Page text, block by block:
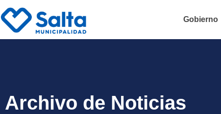
Gobierno
Archivo de Noticias